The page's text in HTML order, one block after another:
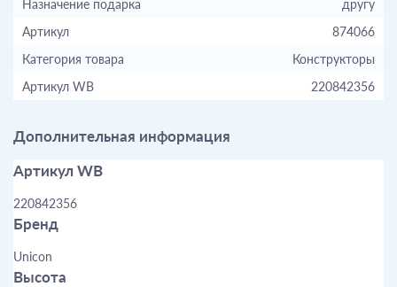
Назначение подарка
другу
Артикул
874066
Категория товара
Конструкторы
Артикул WB
220842356
Дополнительная информация
Артикул WB
220842356
Бренд
Unicon
Высота